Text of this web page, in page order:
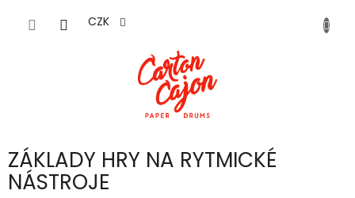
CZK
ZÁKLADY HRY NA RYTMICKÉ
NÁSTROJE